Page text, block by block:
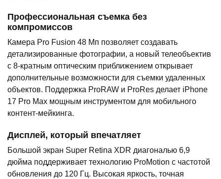
Профессиональная съемка без
компромиссов
Камера Pro Fusion 48 Мп позволяет создавать
детализированные фотографии, а новый телеобъектив
с 8-кратным оптическим приближением открывает
дополнительные возможности для съемки удаленных
объектов. Поддержка ProRAW и ProRes делает iPhone
17 Pro Max мощным инструментом для мобильного
контент-мейкинга.
Дисплей, который впечатляет
Большой экран Super Retina XDR диагональю 6,9
дюйма поддерживает технологию ProMotion с частотой
обновления до 120 Гц. Высокая яркость, точная